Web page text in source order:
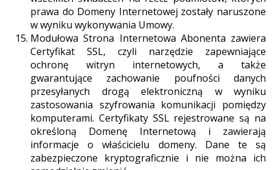
prawa do Domeny Internetowej zostały naruszone
w wyniku wykonywania Umowy.
Modułowa Strona Internetowa Abonenta zawiera
Certyfikat SSL, czyli narzędzie zapewniające
ochronę witryn internetowych, a także
gwarantujące zachowanie poufności danych
przesyłanych drogą elektroniczną w wyniku
zastosowania szyfrowania komunikacji pomiędzy
komputerami. Certyfikaty SSL rejestrowane są na
określoną Domenę Internetową i zawierają
informacje o właścicielu domeny. Dane te są
zabezpieczone kryptograficznie i nie można ich